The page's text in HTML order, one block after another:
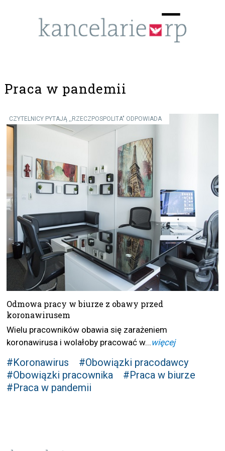
☰
Praca w pandemii
CZYTELNICY PYTAJĄ ,,RZECZPOSPOLITA" ODPOWIADA
Odmowa pracy w biurze z obawy przed
koronawirusem
Wielu pracowników obawia się zarażeniem
koronawirusa i wolałoby pracować w...więcej
#Koronawirus
#Obowiązki pracodawcy
#Obowiązki pracownika
#Praca w biurze
#Praca w pandemii